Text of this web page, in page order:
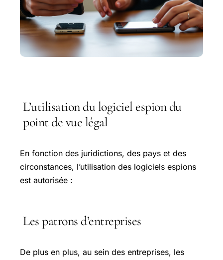
L’utilisation du logiciel espion du
point de vue légal
En fonction des juridictions, des pays et des
circonstances, l’utilisation des logiciels espions
est autorisée :
Les patrons d’entreprises
De plus en plus, au sein des entreprises, les